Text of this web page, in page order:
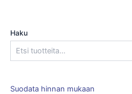
Haku
Suodata hinnan mukaan